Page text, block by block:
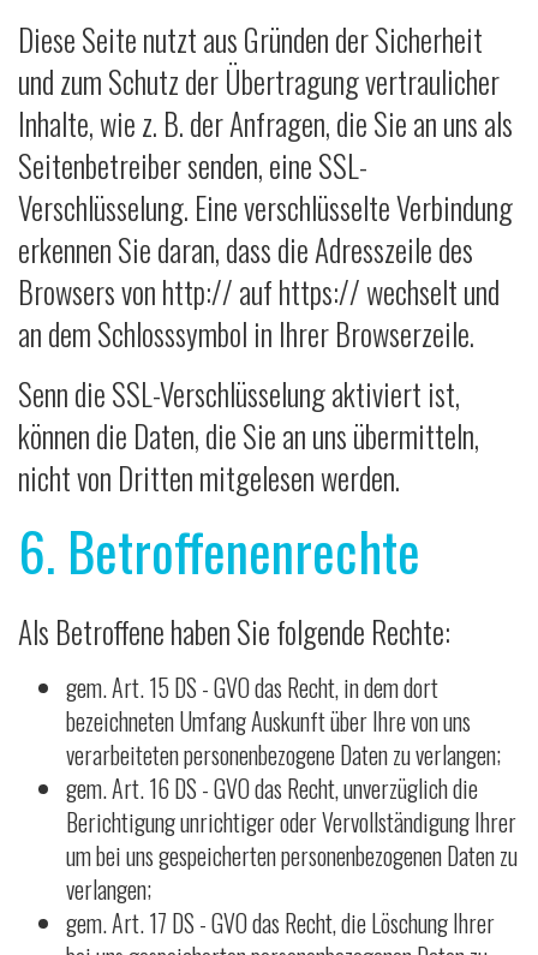
Diese Seite nutzt aus Gründen der Sicherheit
und zum Schutz der Übertragung vertraulicher
Inhalte, wie z. B. der Anfragen, die Sie an uns als
Seitenbetreiber senden, eine SSL-
Verschlüsselung. Eine verschlüsselte Verbindung
erkennen Sie daran, dass die Adresszeile des
Browsers von http:// auf https:// wechselt und
an dem Schlosssymbol in Ihrer Browserzeile.
Senn die SSL-Verschlüsselung aktiviert ist,
können die Daten, die Sie an uns übermitteln,
nicht von Dritten mitgelesen werden.
6. Betroffenenrechte
Als Betroffene haben Sie folgende Rechte:
gem. Art. 15 DS - GVO das Recht, in dem dort
bezeichneten Umfang Auskunft über Ihre von uns
verarbeiteten personenbezogene Daten zu verlangen;
gem. Art. 16 DS - GVO das Recht, unverzüglich die
Berichtigung unrichtiger oder Vervollständigung Ihrer
um bei uns gespeicherten personenbezogenen Daten zu
verlangen;
gem. Art. 17 DS - GVO das Recht, die Löschung Ihrer